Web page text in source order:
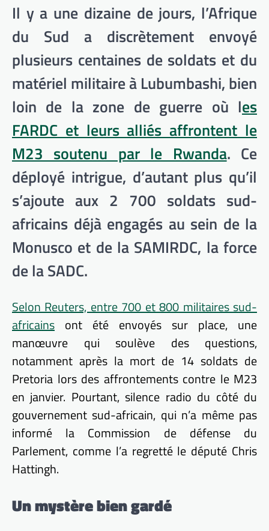
Il y a une dizaine de jours, l’Afrique
du Sud a discrètement envoyé
plusieurs centaines de soldats et du
matériel militaire à Lubumbashi, bien
loin de la zone de guerre où les
FARDC et leurs alliés affrontent le
M23 soutenu par le Rwanda. Ce
déployé intrigue, d’autant plus qu’il
s’ajoute aux 2 700 soldats sud-
africains déjà engagés au sein de la
Monusco et de la SAMIRDC, la force
de la SADC.
Selon Reuters, entre 700 et 800 militaires sud-
africains ont été envoyés sur place, une
manœuvre qui soulève des questions,
notamment après la mort de 14 soldats de
Pretoria lors des affrontements contre le M23
en janvier. Pourtant, silence radio du côté du
gouvernement sud-africain, qui n’a même pas
informé la Commission de défense du
Parlement, comme l’a regretté le député Chris
Hattingh.
Un mystère bien gardé